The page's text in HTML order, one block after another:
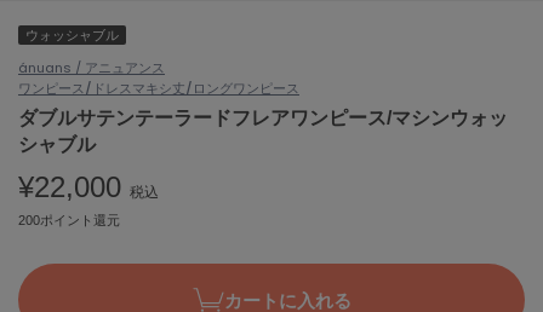
(124)
ànuke
アンヌーク
ASICS
アシックス
バレリット
BANDOLIER
バンドリヤー
ウォッシャブル
ánuans / アニュアンス
ワンピース/ドレスマキシ丈/ロングワンピース
ダブルサテンテーラードフレアワンピース/マシンウォッ
シャブル
¥22,000 税込
200ポイント還元
カートに入れる